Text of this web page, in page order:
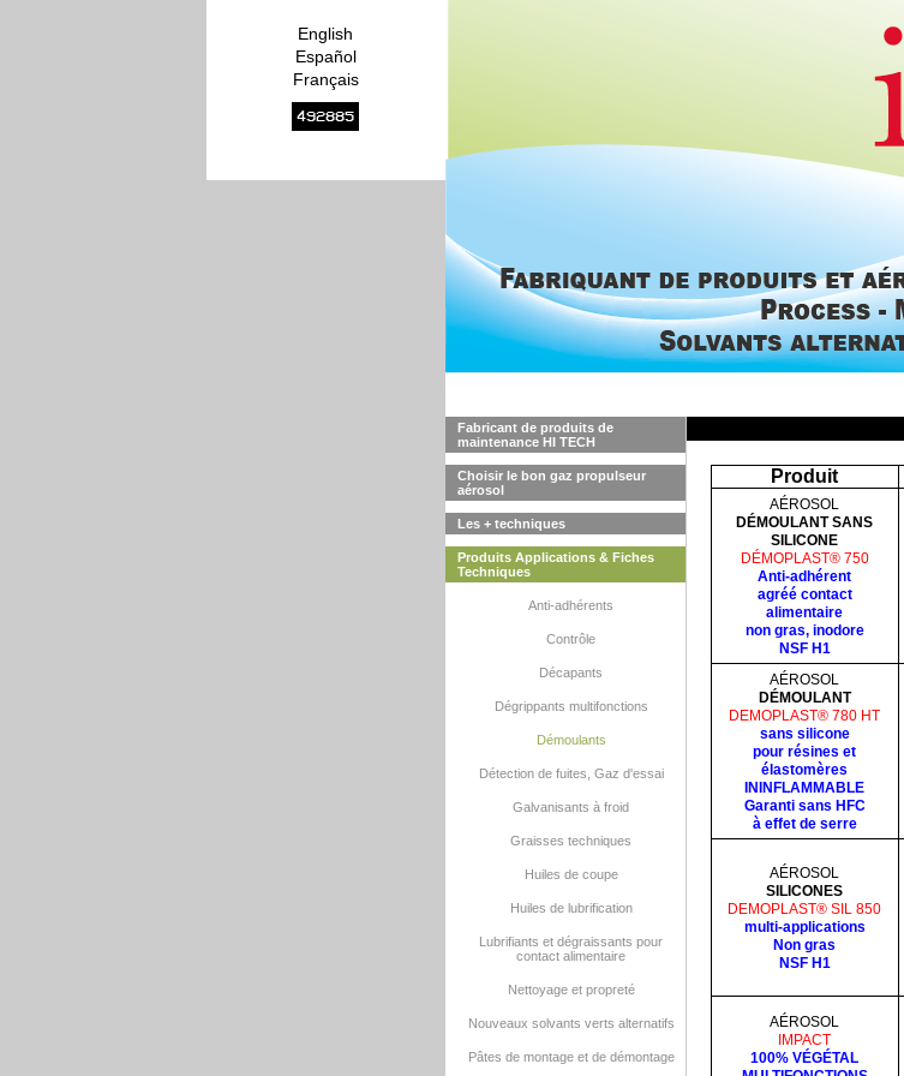
English
Español
Français
492885
Fabricant de produits de
maintenance HI TECH
Choisir le bon gaz propulseur
aérosol
Les + techniques
Produits Applications & Fiches
Techniques
Anti-adhérents
Contrôle
Décapants
Dégrippants multifonctions
Démoulants
Détection de fuites, Gaz d'essai
Galvanisants à froid
Graisses techniques
Huiles de coupe
Huiles de lubrification
Lubrifiants et dégraissants pour
contact alimentaire
Nettoyage et propreté
Nouveaux solvants verts alternatifs
Pâtes de montage et de démontage
Produit
AÉROSOL
DÉMOULANT SANS
SILICONE
DÉMOPLAST® 750
Anti-adhérent
agréé contact
alimentaire
non gras, inodore
NSF H1
AÉROSOL
DÉMOULANT
DEMOPLAST® 780 HT
sans silicone
pour résines et
élastomères
ININFLAMMABLE
Garanti sans HFC
à effet de serre
AÉROSOL
SILICONES
DEMOPLAST® SIL 850
multi-applications
Non gras
NSF H1
AÉROSOL
IMPACT
100% VÉGÉTAL